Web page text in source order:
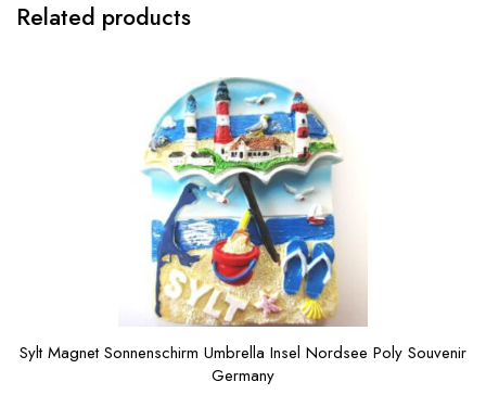
Related products
Sylt Magnet Sonnenschirm Umbrella Insel Nordsee Poly Souvenir
Germany